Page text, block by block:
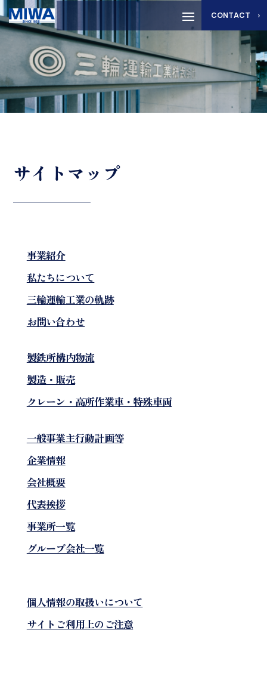
CONTACT
サイトマップ
事業紹介
私たちについて
三輪運輸工業の軌跡
お問い合わせ
製鉄所構内物流
製造・販売
クレーン・高所作業車・特殊車両
一般事業主行動計画等
企業情報
会社概要
代表挨拶
事業所一覧
グループ会社一覧
個人情報の取扱いについて
サイトご利用上のご注意